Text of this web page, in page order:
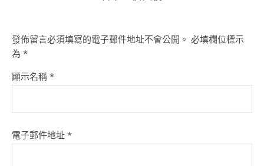
發佈留言必須填寫的電子郵件地址不會公開。 必填欄位標示
為 *
顯示名稱 *
電子郵件地址 *